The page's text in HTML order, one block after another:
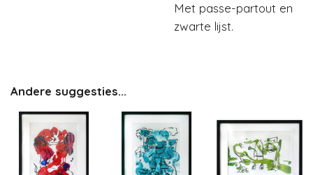
Met passe-partout en
zwarte lijst.
Andere suggesties...